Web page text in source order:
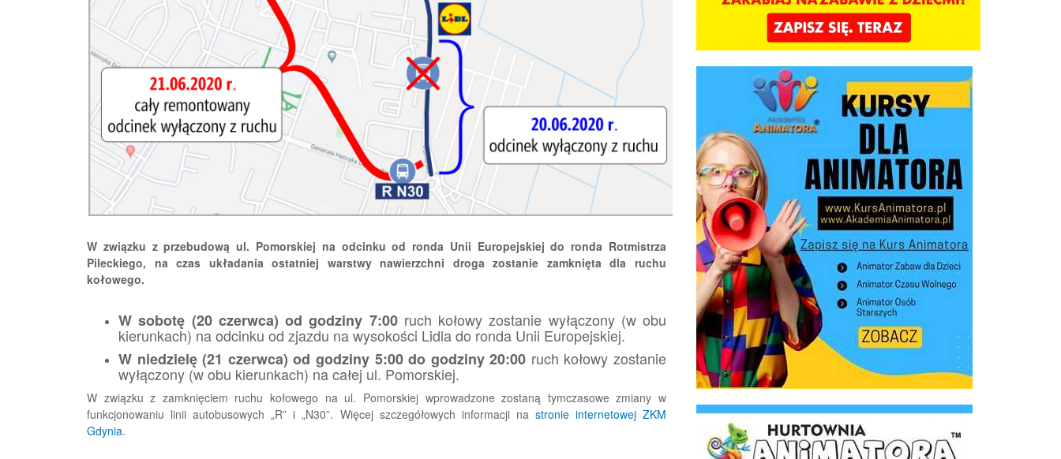
W związku z przebudową ul. Pomorskiej na odcinku od ronda Unii Europejskiej do ronda Rotmistrza
Pileckiego, na czas układania ostatniej warstwy nawierzchni droga zostanie zamknięta dla ruchu
kołowego.
W sobotę (20 czerwca) od godziny 7:00ruch kołowy zostanie wyłączony (w obu
kierunkach) na odcinku od zjazdu na wysokości Lidla do ronda Unii Europejskiej.
W niedzielę (21 czerwca) od godziny 5:00 do godziny 20:00 ruch kołowy zostanie
wyłączony (w obu kierunkach) na całej ul. Pomorskiej.
W związku z zamknięciem ruchu kołowego na ul. Pomorskiej wprowadzone zostaną tymczasowe zmiany w
funkcjonowaniu linii autobusowych „R” i „N30”. Więcej szczegółowych informacji na stronie internetowej ZKM
Gdynia.